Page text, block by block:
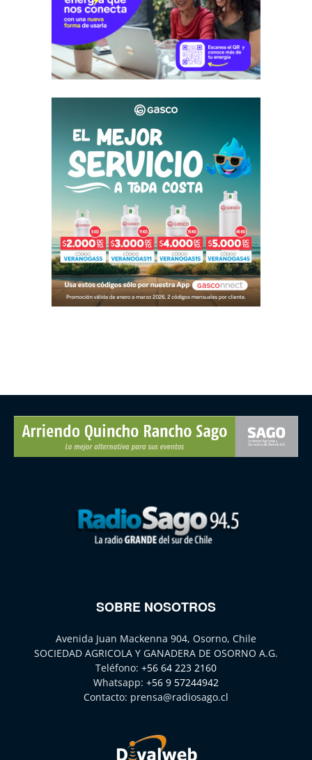
SOBRE NOSOTROS
Avenida Juan Mackenna 904, Osorno, Chile
SOCIEDAD AGRICOLA Y GANADERA DE OSORNO A.G.
Teléfono: +56 64 223 2160
Whatsapp: +56 9 57244942
Contacto: prensa@radiosago.cl